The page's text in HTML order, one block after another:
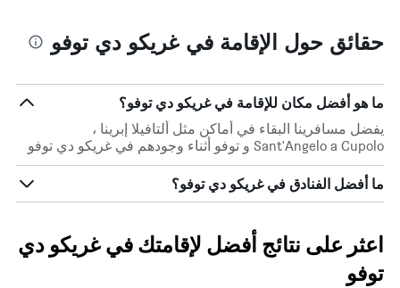
حقائق حول الإقامة في غريكو دي توفو
ما هو أفضل مكان للإقامة في غريكو دي توفو؟
يفضل مسافرينا البقاء في أماكن مثل ألتافيلا إبرينا ،
Sant'Angelo a Cupolo و توفو أثناء وجودهم في غريكو دي توفو
ما أفضل الفنادق في غريكو دي توفو؟
اعثر على نتائج أفضل لإقامتك في غريكو دي
توفو